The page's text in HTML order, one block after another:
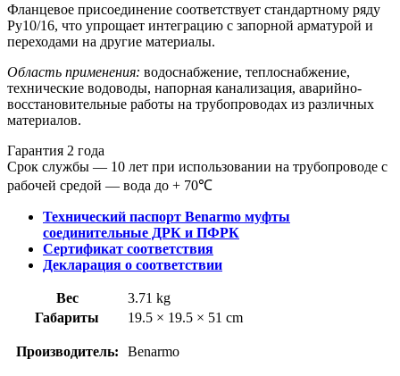
Фланцевое присоединение соответствует стандартному ряду
Ру10/16, что упрощает интеграцию с запорной арматурой и
переходами на другие материалы.
Область применения: водоснабжение, теплоснабжение,
технические водоводы, напорная канализация, аварийно-
восстановительные работы на трубопроводах из различных
материалов.
Гарантия 2 года
Срок службы — 10 лет при использовании на трубопроводе с
рабочей средой — вода до + 70℃
Технический паспорт Benarmo муфты
соединительные ДРК и ПФРК
Сертификат соответствия
Декларация о соответствии
Вес
3.71 kg
Габариты
19.5 × 19.5 × 51 cm
Производитель: Benarmo